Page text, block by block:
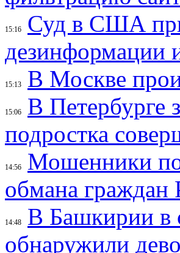
15:16
Суд в США
дезинформации
15:13 В Москве
15:06
В Петербурге
подростка
14:56
Мошенники
обмана граждан
14:48
В Башкирии в
обнаружили